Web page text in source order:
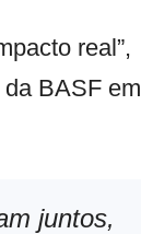
real”,
BASF em
juntos,